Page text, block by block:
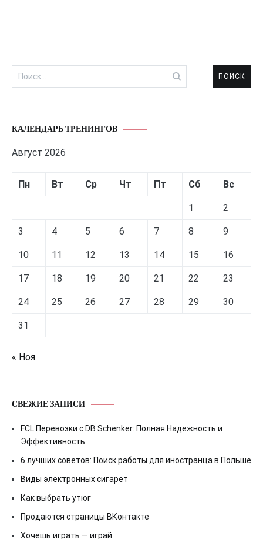
Найти:
КАЛЕНДАРЬ ТРЕНИНГОВ
Август 2026
Пн Вт Ср Чт Пт Сб Вс
1 2
3 4 5 6 7 8 9
10 11 12 13 14 15 16
17 18 19 20 21 22 23
24 25 26 27 28 29 30
31
« Ноя
СВЕЖИЕ ЗАПИСИ
FCL Перевозки с DB Schenker: Полная Надежность и
Эффективность
6 лучших советов: Поиск работы для иностранца в Польше
Виды электронных сигарет
Как выбрать утюг
Продаются страницы ВКонтакте
Хочешь играть — играй